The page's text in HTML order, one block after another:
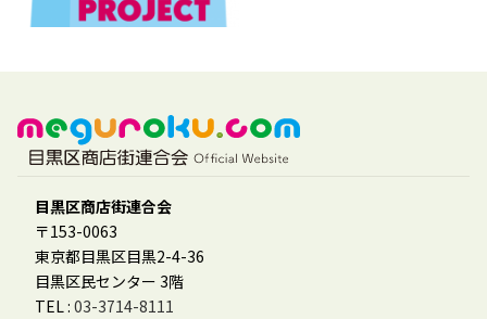
目黒区商店街連合会
〒153-0063
東京都目黒区目黒2-4-36
目黒区民センター 3階
TEL : 03-3714-8111